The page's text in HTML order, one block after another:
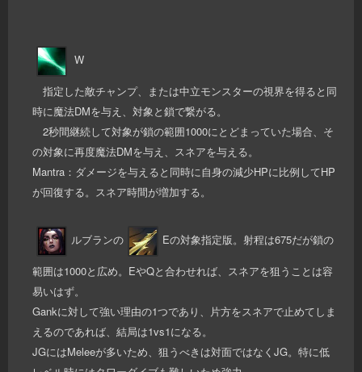
W
指定した敵チャンプ、または中立モンスターの視界を得ると同
時に魔法DMを与え、対象と鎖で繋がる。
2秒間継続して対象が鎖の範囲1000にとどまっていた場合、そ
の対象に再度魔法DMを与え、スネアを与える。
Mantra：ダメージを与えると同時に自身の減少HPに比例してHP
が回復する。スネア時間が増加する。
ルブランの Eの対象指定版。射程は675だが鎖の
範囲は1000と広め。EやQと合わせれば、スネアを狙うことは容
易いはず。
Gankに対して強い理由の1つであり、片方をスネアで止めてしま
えるのであれば、結局は1vs1になる。
JGにはMeleeが多いため、狙うべきは対面ではなくJG。特に低